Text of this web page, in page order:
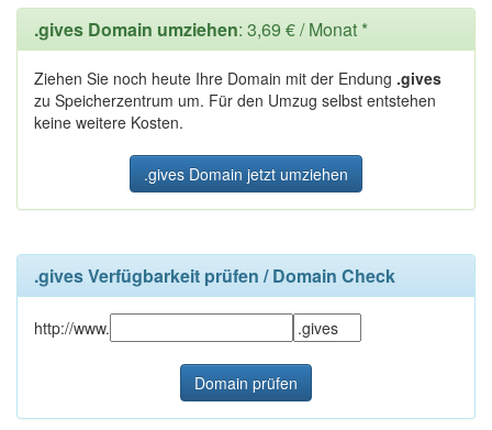
.gives Domain umziehen: 3,69 € / Monat *
Ziehen Sie noch heute Ihre Domain mit der Endung .gives
zu Speicherzentrum um. Für den Umzug selbst entstehen
keine weitere Kosten.
.gives Domain jetzt umziehen
.gives Verfügbarkeit prüfen / Domain Check
http://www.